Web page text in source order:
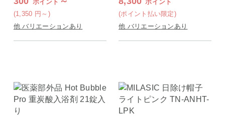
ポイント
(1,350 円 ～)
他 バリエーションあり
ポイント
(ポイント払い限定)
他 バリエーションあり